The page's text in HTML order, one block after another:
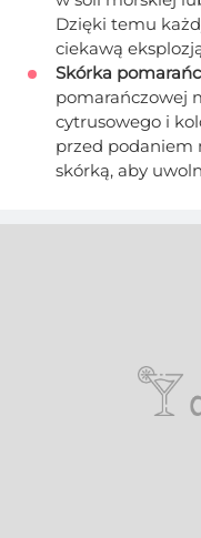
Dzięki temu
ciekawą
Skórka
pomarańczowej
cytrusowego i
przed podaniem
skórką, aby